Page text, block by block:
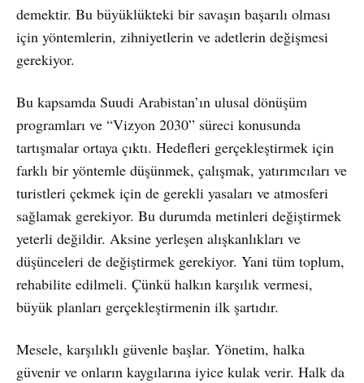
demektir. Bu büyüklükteki bir savaşın başarılı olması
için yöntemlerin, zihniyetlerin ve adetlerin değişmesi
gerekiyor.
Bu kapsamda Suudi Arabistan’ın ulusal dönüşüm
programları ve “Vizyon 2030” süreci konusunda
tartışmalar ortaya çıktı. Hedefleri gerçekleştirmek için
farklı bir yöntemle düşünmek, çalışmak, yatırımcıları ve
turistleri çekmek için de gerekli yasaları ve atmosferi
sağlamak gerekiyor. Bu durumda metinleri değiştirmek
yeterli değildir. Aksine yerleşen alışkanlıkları ve
düşünceleri de değiştirmek gerekiyor. Yani tüm toplum,
rehabilite edilmeli. Çünkü halkın karşılık vermesi,
büyük planları gerçekleştirmenin ilk şartıdır.
Mesele, karşılıklı güvenle başlar. Yönetim, halka
güvenir ve onların kaygılarına iyice kulak verir. Halk da